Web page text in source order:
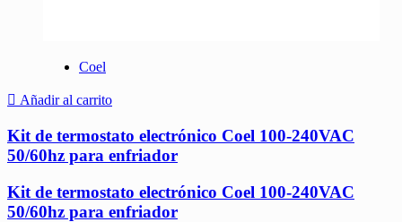
Coel
Añadir al carrito
Kit de termostato electrónico Coel 100-240VAC
50/60hz para enfriador
Kit de termostato electrónico Coel 100-240VAC
50/60hz para enfriador